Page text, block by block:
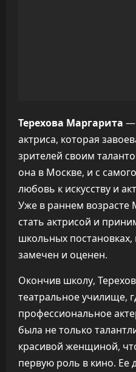
Терехова Маргарита —
актриса, которая
зрителей своим
она в Москве, и с
любовь к искусству и
Уже в раннем возрасте
стать актрисой и
школьных постановках,
замечен и оценен.
Окончив школу,
театральное училище,
профессиональное
была не только
красивой женщиной,
первую роль в кино. Ее